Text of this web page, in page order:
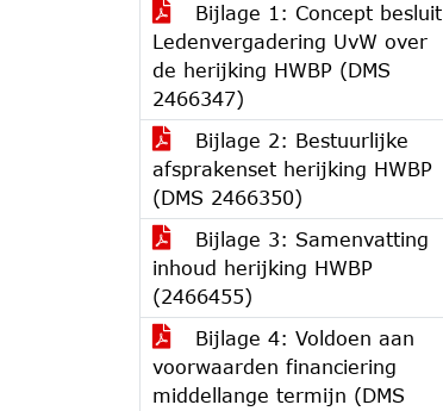
Bijlage 1: Concept besluit
Ledenvergadering UvW over
de herijking HWBP (DMS
2466347)
Bijlage 2: Bestuurlijke
afsprakenset herijking HWBP
(DMS 2466350)
Bijlage 3: Samenvatting
inhoud herijking HWBP
(2466455)
Bijlage 4: Voldoen aan
voorwaarden financiering
middellange termijn (DMS